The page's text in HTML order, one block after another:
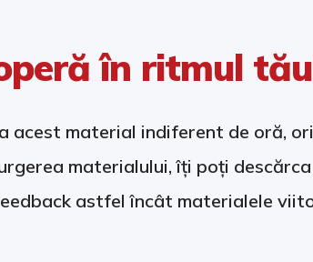
în ritmul
acest material indiferent de oră,
materialului, îți poți
astfel încât materialele